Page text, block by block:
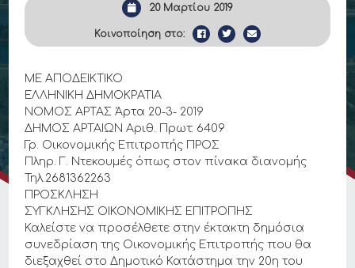
20 Μαρτίου 2019
Κοινοποίηση στο:
ΜΕ ΑΠΟΔΕΙΚΤΙΚΟ
ΕΛΛΗΝΙΚΗ ΔΗΜΟΚΡΑΤΙΑ
ΝΟΜΟΣ ΑΡΤΑΣ Άρτα 20-3- 2019
ΔΗΜΟΣ ΑΡΤΑΙΩΝ Αριθ. Πρωτ: 6409
Γρ. Οικονομικής Επιτροπής ΠΡΟΣ
Πληρ. Γ. Ντεκουμές όπως στον πίνακα διανομής
Τηλ.2681362263
ΠΡΟΣΚΛΗΣΗ
ΣΥΓΚΛΗΣΗΣ ΟΙΚΟΝΟΜΙΚΗΣ ΕΠΙΤΡΟΠΗΣ
Καλείστε να προσέλθετε στην έκτακτη δημόσια
συνεδρίαση της Οικονομικής Επιτροπής που θα
διεξαχθεί στο Δημοτικό Κατάστημα την 20η του